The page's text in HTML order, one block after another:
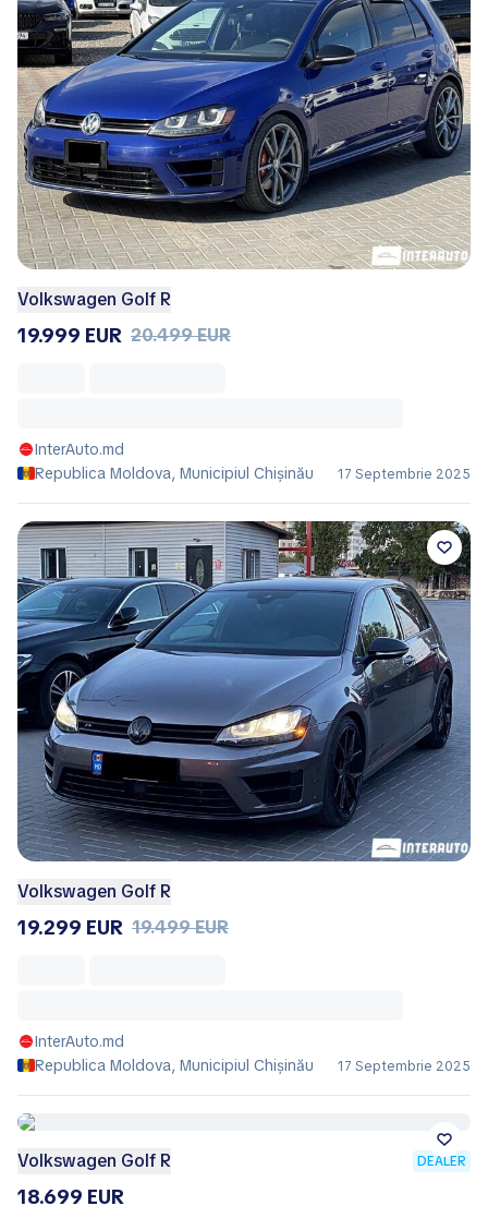
Volkswagen Golf R
19.999 EUR 20.499 EUR
InterAuto.md
Republica Moldova, Municipiul Chișinău
17 Septembrie 2025
Volkswagen Golf R
19.299 EUR 19.499 EUR
InterAuto.md
Republica Moldova, Municipiul Chișinău
17 Septembrie 2025
Volkswagen Golf R DEALER
18.699 EUR